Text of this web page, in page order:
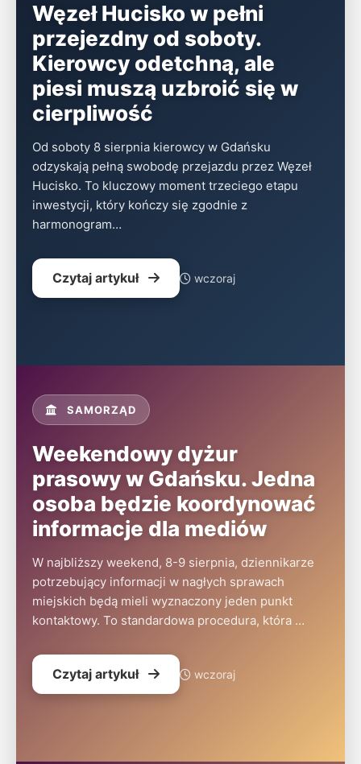
Węzeł Hucisko w pełni
przejezdny od soboty.
Kierowcy odetchną, ale
piesi muszą uzbroić się w
cierpliwość
Od soboty 8 sierpnia kierowcy w Gdańsku
odzyskają pełną swobodę przejazdu przez Węzeł
Hucisko. To kluczowy moment trzeciego etapu
inwestycji, który kończy się zgodnie z
harmonogram…
Czytaj artykuł wczoraj
SAMORZĄD
Weekendowy dyżur
prasowy w Gdańsku. Jedna
osoba będzie koordynować
informacje dla mediów
W najbliższy weekend, 8-9 sierpnia, dziennikarze
potrzebujący informacji w nagłych sprawach
miejskich będą mieli wyznaczony jeden punkt
kontaktowy. To standardowa procedura, która …
Czytaj artykuł wczoraj